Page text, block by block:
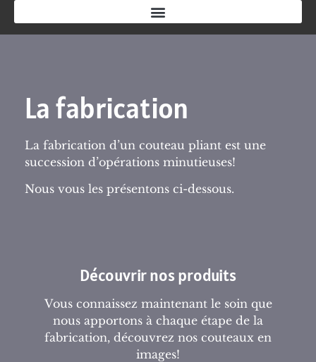
La fabrication
La fabrication d’un couteau pliant est une
succession d’opérations minutieuses!
Nous vous les présentons ci-dessous.
Découvrir nos produits
Vous connaissez maintenant le soin que
nous apportons à chaque étape de la
fabrication, découvrez nos couteaux en
images!